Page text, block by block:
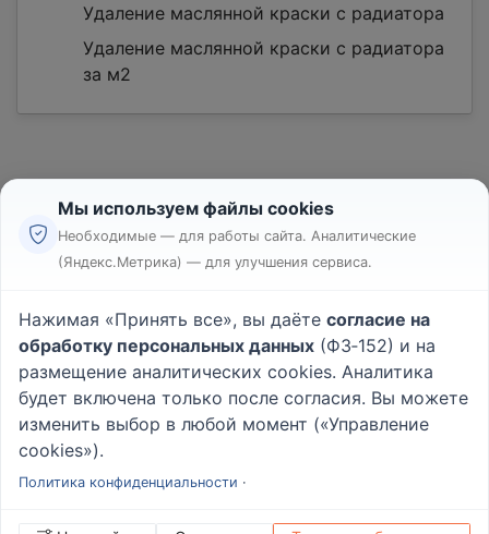
Удаление маслянной краски с радиатора
Удаление маслянной краски с радиатора
за м2
Реклама
Пользовательское соглашение
Политика конфиденциальности
Вопрос - Ответ|О проекте
Мы используем файлы cookies
Необходимые — для работы сайта. Аналитические
(Яндекс.Метрика) — для улучшения сервиса.
Нажимая «Принять все», вы даёте согласие на
обработку персональных данных (ФЗ‑152) и на
размещение аналитических cookies. Аналитика
будет включена только после согласия. Вы можете
изменить выбор в любой момент («Управление
cookies»).
Политика конфиденциальности ·